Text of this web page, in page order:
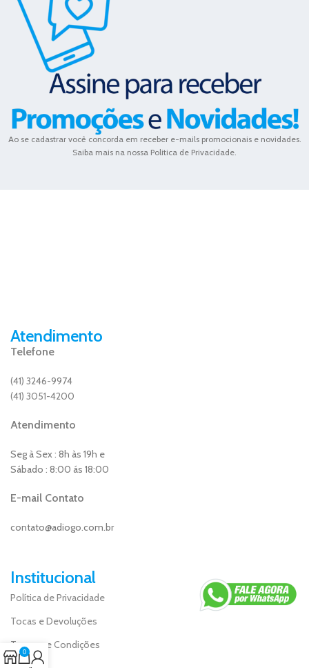
Ao se cadastrar você concorda em receber e-mails promocionais e novidades.
Saiba mais na nossa Politica de Privacidade.
Atendimento
Telefone
(41) 3246-9974
(41) 3051-4200
Atendimento
Seg à Sex : 8h às 19h e
Sábado : 8:00 ás 18:00
E-mail Contato
contato@adiogo.com.br
Institucional
Política de Privacidade
Tocas e Devoluções
Termos e Condições
0